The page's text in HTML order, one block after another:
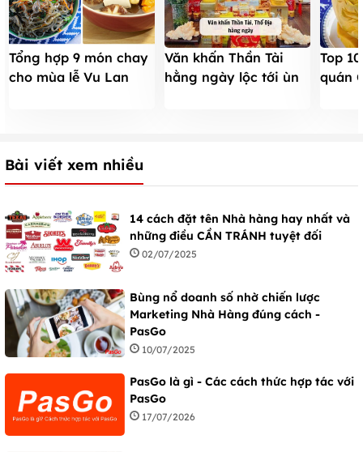
Tổng hợp 9 món chay
cho mùa lễ Vu Lan
Văn khấn Thần Tài
hằng ngày lộc tới ùn
Top
quán
Bài viết xem nhiều
14 cách đặt tên Nhà hàng hay nhất và
những điều CẦN TRÁNH tuyệt đối
02/07/2025
Bùng nổ doanh số nhờ chiến lược
Marketing Nhà Hàng đúng cách -
PasGo
10/07/2025
PasGo là gì - Các cách thức hợp tác với
PasGo
17/07/2026